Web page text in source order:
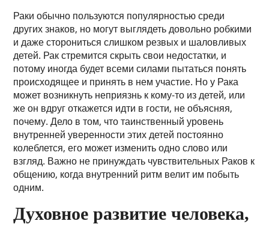
Раки обычно пользуются популярностью среди
других знаков, но могут выглядеть довольно робкими
и даже сторониться слишком резвых и шаловливых
детей. Рак стремится скрыть свои недостатки, и
потому иногда будет всеми силами пытаться понять
происходящее и принять в нем участие. Но у Рака
может возникнуть неприязнь к кому-то из детей, или
же он вдруг откажется идти в гости, не объясняя,
почему. Дело в том, что таинственный уровень
внутренней уверенности этих детей постоянно
колеблется, его может изменить одно слово или
взгляд. Важно не принуждать чувствительных Раков к
общению, когда внутренний ритм велит им побыть
одним.
Духовное развитие человека,